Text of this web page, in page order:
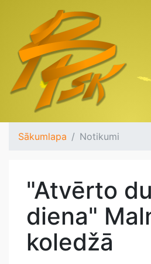
Sākumlapa Notikumi
"Atvērto
diena"
koledžā